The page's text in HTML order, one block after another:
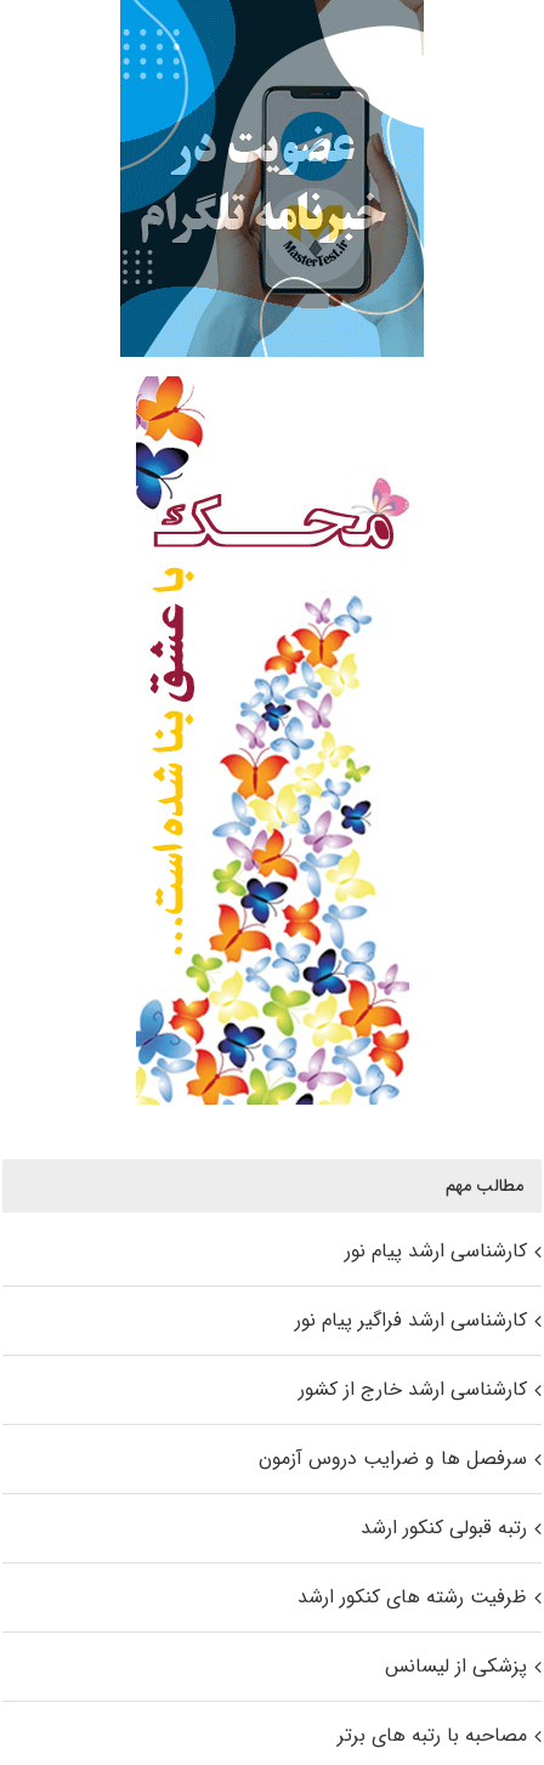
مطالب مهم
کارشناسی ارشد پیام نور
کارشناسی ارشد فراگیر پیام نور
کارشناسی ارشد خارج از کشور
سرفصل ها و ضرایب دروس آزمون
رتبه قبولی کنکور ارشد
ظرفیت رشته های کنکور ارشد
پزشکی از لیسانس
مصاحبه با رتبه های برتر